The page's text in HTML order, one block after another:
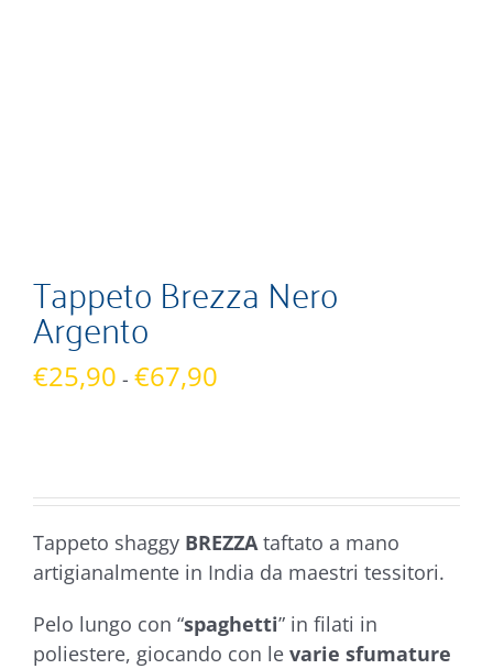
Tappeto Brezza Nero
Argento
€25,90 - €67,90
€67,90
Tappeto shaggy BREZZAtaftato a mano
artigianalmente in India da maestri tessitori.
Pelo lungo con “spaghetti” in filati in
poliestere, giocando con le varie sfumature